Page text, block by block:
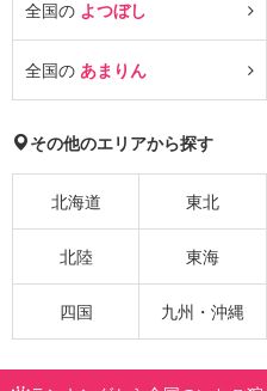
全国の よつぼし
全国の あまりん
その他のエリアから探す
北海道 東北
北陸 東海
四国 九州・沖縄